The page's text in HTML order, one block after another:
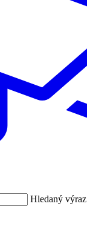
Hledaný výraz